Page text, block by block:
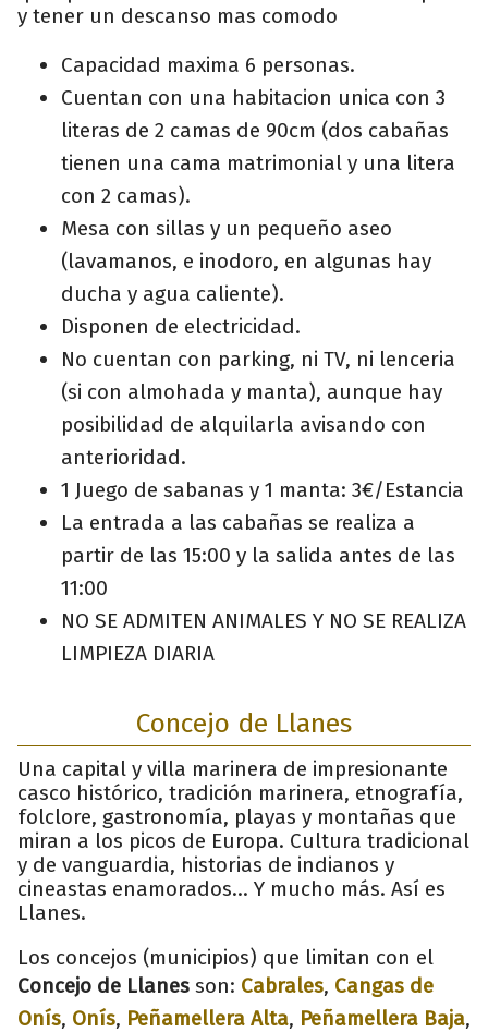
y tener un descanso mas comodo
Capacidad maxima 6 personas.
Cuentan con una habitacion unica con 3
literas de 2 camas de 90cm (dos cabañas
tienen una cama matrimonial y una litera
con 2 camas).
Mesa con sillas y un pequeño aseo
(lavamanos, e inodoro, en algunas hay
ducha y agua caliente).
Disponen de electricidad.
No cuentan con parking, ni TV, ni lenceria
(si con almohada y manta), aunque hay
posibilidad de alquilarla avisando con
anterioridad.
1 Juego de sabanas y 1 manta: 3€/Estancia
La entrada a las cabañas se realiza a
partir de las 15:00 y la salida antes de las
11:00
NO SE ADMITEN ANIMALES Y NO SE REALIZA
LIMPIEZA DIARIA
Concejo de Llanes
Una capital y villa marinera de impresionante
casco histórico, tradición marinera, etnografía,
folclore, gastronomía, playas y montañas que
miran a los picos de Europa. Cultura tradicional
y de vanguardia, historias de indianos y
cineastas enamorados... Y mucho más. Así es
Llanes.
Los concejos (municipios) que limitan con el
Concejo de Llanes son: Cabrales, Cangas de
Onís, Onís, Peñamellera Alta, Peñamellera Baja,